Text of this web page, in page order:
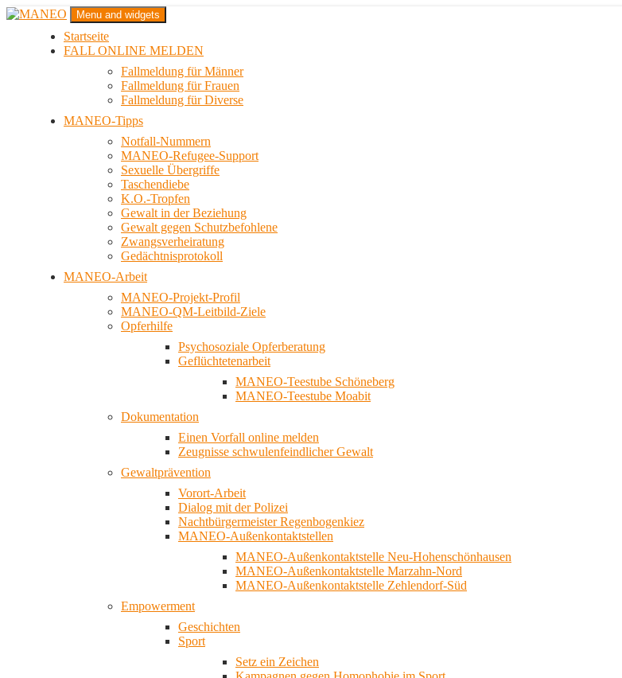
Zum
MANEO
Das schwule Anti-Gewalt-Projekt in Berlin
Menu and widgets
Startseite
FALL ONLINE MELDEN
Fallmeldung für Männer
Fallmeldung für Frauen
Fallmeldung für Diverse
MANEO-Tipps
Notfall-Nummern
MANEO-Refugee-Support
Sexuelle Übergriffe
Taschendiebe
K.O.-Tropfen
Gewalt in der Beziehung
Gewalt gegen Schutzbefohlene
Zwangsverheiratung
Gedächtnisprotokoll
MANEO-Arbeit
MANEO-Projekt-Profil
MANEO-QM-Leitbild-Ziele
Opferhilfe
Psychosoziale Opferberatung
Geflüchtetenarbeit
MANEO-Teestube Schöneberg
MANEO-Teestube Moabit
Dokumentation
Einen Vorfall online melden
Zeugnisse schwulenfeindlicher Gewalt
Gewaltprävention
Vorort-Arbeit
Dialog mit der Polizei
Nachtbürgermeister Regenbogenkiez
MANEO-Außenkontaktstellen
MANEO-Außenkontaktstelle Neu-Hohenschönhausen
MANEO-Außenkontaktstelle Marzahn-Nord
MANEO-Außenkontaktstelle Zehlendorf-Süd
Empowerment
Geschichten
Sport
Setz ein Zeichen